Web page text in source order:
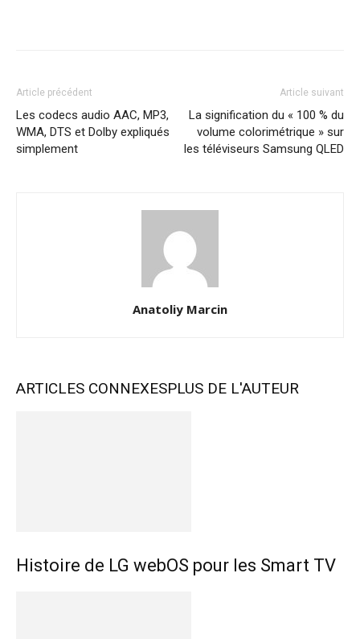
Article précédent
Les codecs audio AAC, MP3,
WMA, DTS et Dolby expliqués
simplement
Article suivant
La signification du « 100 % du
volume colorimétrique » sur
les téléviseurs Samsung QLED
Anatoliy Marcin
ARTICLES CONNEXESPLUS DE L'AUTEUR
Histoire de LG webOS pour les Smart TV